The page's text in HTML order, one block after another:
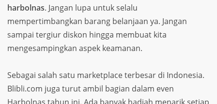
harbolnas. Jangan lupa untuk selalu
mempertimbangkan barang belanjaan ya. Jangan
sampai tergiur diskon hingga membuat kita
mengesampingkan aspek keamanan.
Sebagai salah satu marketplace terbesar di Indonesia.
Blibli.com juga turut ambil bagian dalam even